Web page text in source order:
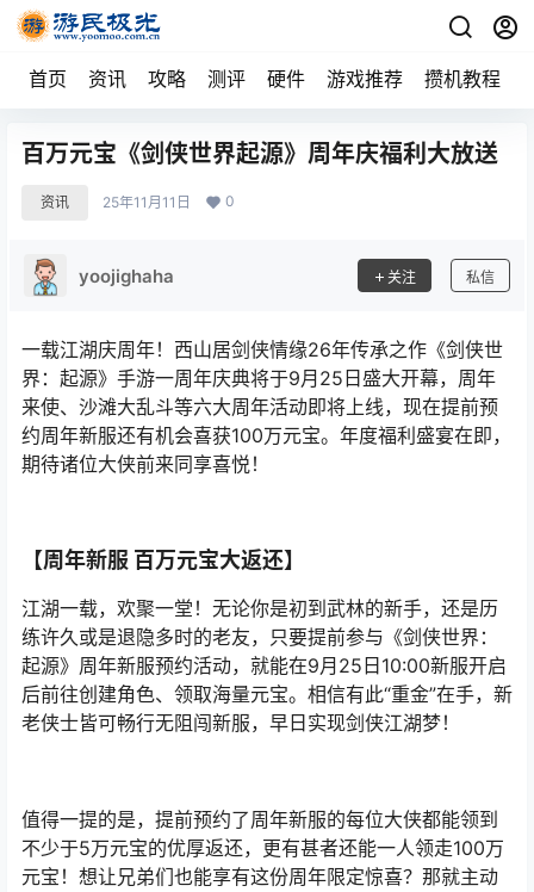
首页 资讯 攻略 测评 硬件 游戏推荐 攒机教程
百万元宝《剑侠世界起源》周年庆福利大放送
资讯 25年11月11日 0
yoojighaha 关注 私信
一载江湖庆周年！西山居剑侠情缘26年传承之作《剑侠世
界：起源》手游一周年庆典将于9月25日盛大开幕，周年
来使、沙滩大乱斗等六大周年活动即将上线，现在提前预
约周年新服还有机会喜获100万元宝。年度福利盛宴在即，
期待诸位大侠前来同享喜悦！
【周年新服 百万元宝大返还】
江湖一载，欢聚一堂！无论你是初到武林的新手，还是历
练许久或是退隐多时的老友，只要提前参与《剑侠世界：
起源》周年新服预约活动，就能在9月25日10:00新服开启
后前往创建角色、领取海量元宝。相信有此“重金”在手，新
老侠士皆可畅行无阻闯新服，早日实现剑侠江湖梦！
值得一提的是，提前预约了周年新服的每位大侠都能领到
不少于5万元宝的优厚返还，更有甚者还能一人领走100万
元宝！想让兄弟们也能享有这份周年限定惊喜？那就主动